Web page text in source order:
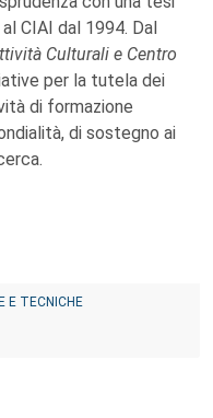
CIAI dal 1994. Dal
Culturali e Centro
per la tutela dei
di formazione
di sostegno ai
E TECNICHE